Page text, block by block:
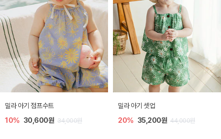
토닉 아기 민소매 티셔츠
20% 11,200원 14,000원
베티 니트 아기 민소매 티셔츠
10% 24,300원 27,000원